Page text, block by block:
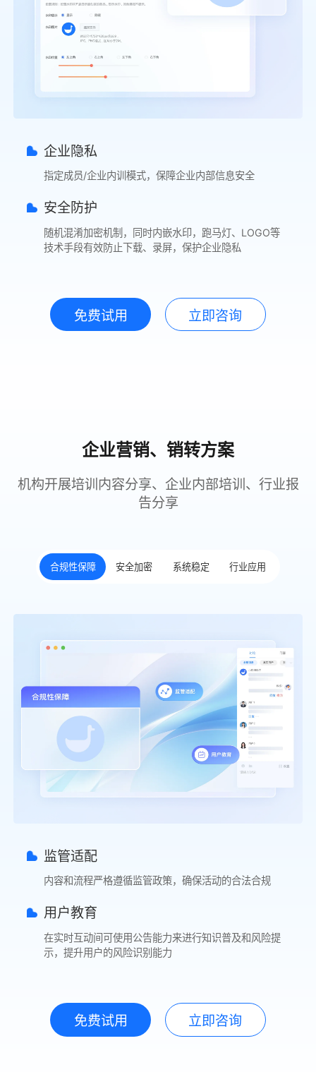
企业隐私
指定成员/企业内训模式，保障企业内部信息安全
安全防护
随机混淆加密机制，同时内嵌水印，跑马灯、LOGO等
技术手段有效防止下载、录屏，保护企业隐私
免费试用 立即咨询
企业营销、销转方案
机构开展培训内容分享、企业内部培训、行业报
告分享
合规性保障 安全加密 系统稳定 行业应用
监管适配
内容和流程严格遵循监管政策，确保活动的合法合规
用户教育
在实时互动间可使用公告能力来进行知识普及和风险提
示，提升用户的风险识别能力
免费试用 立即咨询